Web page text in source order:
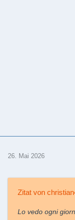
26. Mai 2026
Zitat von
Lo vedo ogni